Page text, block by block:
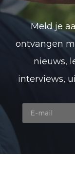
Meld je
ontvangen
nieuws,
interviews,